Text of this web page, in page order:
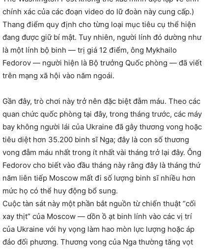
chính xác của các đoạn video do lữ đoàn này cung cấp.)
Thang điểm quy định cho từng loại mục tiêu cụ thể hiện
đang được giữ bí mật. Tuy nhiên, người lính đó dường như
là một lính bộ binh — trị giá 12 điểm, ông Mykhailo
Fedorov — người hiện là Bộ trưởng Quốc phòng — đã viết
trên mạng xã hội vào năm ngoái.
Gần đây, trò chơi này trở nên đặc biệt đẫm máu. Theo các
quan chức quốc phòng tại đây, trong tháng trước, các máy
bay không người lái của Ukraine đã gây thương vong hoặc
tiêu diệt hơn 35.200 binh sĩ Nga; đây là con số thương
vong đẫm máu nhất trong ít nhất vài tháng trở lại đây. Ông
Fedorov cho biết vào đầu tháng này rằng đây là tháng thứ
năm liên tiếp Moscow mất đi số lượng binh sĩ nhiều hơn
mức họ có thể huy động bổ sung.
Cuộc tàn sát này một phần bắt nguồn từ chiến thuật “cối
xay thịt” của Moscow — dồn ồ ạt binh lính vào các vị trí
của Ukraine với hy vọng làm hao mòn lực lượng hoặc áp
đảo đối phương. Thương vong của Nga thường tăng vọt